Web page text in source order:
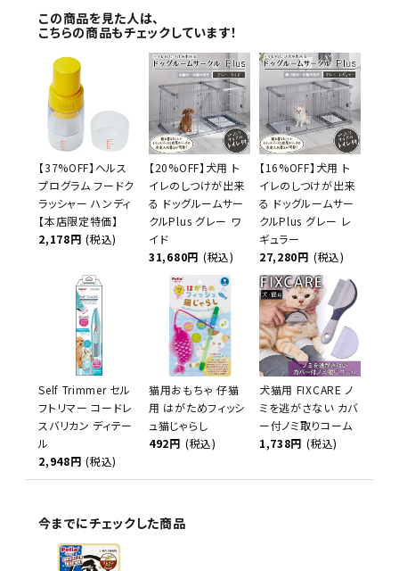
この商品を見た人は、
こちらの商品もチェックしています！
【37%OFF】ヘルス
プログラム フードク
ラッシャー ハンディ
【本店限定特価】
2,178円 (税込)
【20%OFF】犬用 ト
イレのしつけが出来
る ドッグルームサー
クルPlus グレー ワ
イド
31,680円 (税込)
【16%OFF】犬用 ト
イレのしつけが出来
る ドッグルームサー
クルPlus グレー レ
ギュラー
27,280円 (税込)
Self Trimmer セル
フトリマー コードレ
スバリカン ディテー
ル
2,948円 (税込)
猫用おもちゃ 仔猫
用 はがためフィッシ
ュ猫じゃらし
492円 (税込)
犬猫用 FIXCARE ノ
ミを逃がさない カバ
ー付ノミ取りコーム
1,738円 (税込)
今までにチェックした商品